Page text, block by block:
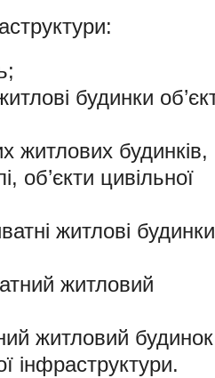
будинки
житлових будинків,
об’єкти цивільної
житлові
житловий
житловий
інфраструктури.